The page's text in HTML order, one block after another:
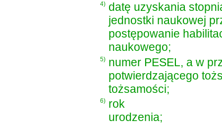
4) datę uzyskania
jednostki naukowej
postępowanie
naukowego;
5) numer PESEL, a w
potwierdzającego
tożsamości;
6) rok
urodzenia;